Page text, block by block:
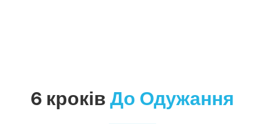
6 кроківДо Одужання